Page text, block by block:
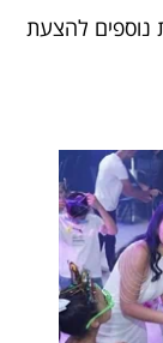
נוספים להצעת